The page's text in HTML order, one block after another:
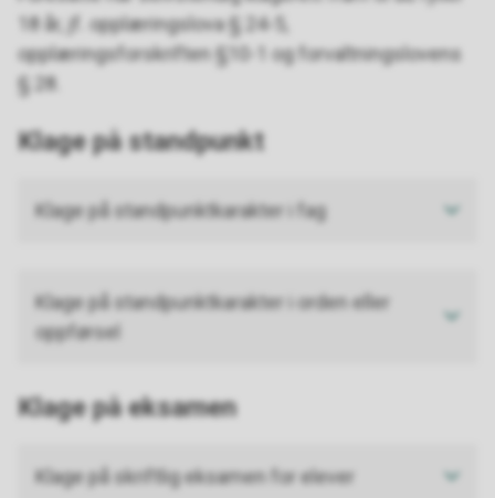
18 år, jf. opplæringslova § 24-5,
opplæringsforskriften §10-1 og forvaltningslovens
§ 28.
Klage på standpunkt
Klage på standpunktkarakter i fag
Klage på standpunktkarakter i orden eller
oppførsel
Klage på eksamen
Klage på skriftlig eksamen for elever